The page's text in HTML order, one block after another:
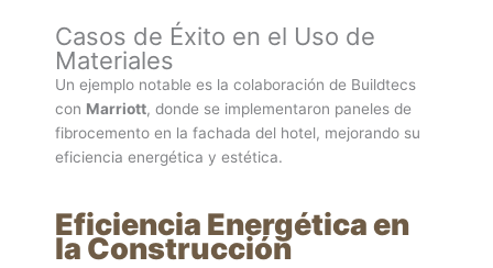
Casos de Éxito en el Uso de
Materiales
Un ejemplo notable es la colaboración de Buildtecs
con Marriott, donde se implementaron paneles de
fibrocemento en la fachada del hotel, mejorando su
eficiencia energética y estética.
Eficiencia Energética en
la Construcción